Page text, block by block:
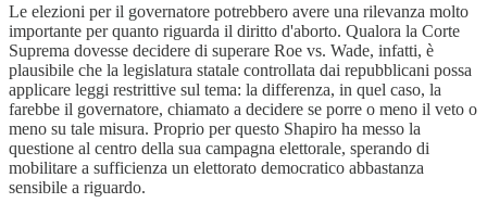
Le elezioni per il governatore potrebbero avere una rilevanza molto
importante per quanto riguarda il diritto d'aborto. Qualora la Corte
Suprema dovesse decidere di superare Roe vs. Wade, infatti, è
plausibile che la legislatura statale controllata dai repubblicani possa
applicare leggi restrittive sul tema: la differenza, in quel caso, la
farebbe il governatore, chiamato a decidere se porre o meno il veto o
meno su tale misura. Proprio per questo Shapiro ha messo la
questione al centro della sua campagna elettorale, sperando di
mobilitare a sufficienza un elettorato democratico abbastanza
sensibile a riguardo.